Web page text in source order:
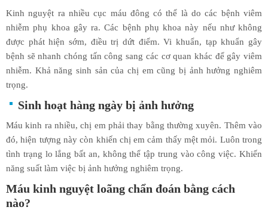
Kinh nguyệt ra nhiều cục máu đông có thể là do các bệnh viêm
nhiễm phụ khoa gây ra. Các bệnh phụ khoa này nếu như không
được phát hiện sớm, điều trị dứt điểm. Vi khuẩn, tạp khuẩn gây
bệnh sẽ nhanh chóng tấn công sang các cơ quan khác để gây viêm
nhiễm. Khả năng sinh sản của chị em cũng bị ảnh hưởng nghiêm
trọng.
Sinh hoạt hàng ngày bị ảnh hưởng
Máu kinh ra nhiều, chị em phải thay bằng thường xuyên. Thêm vào
đó, hiện tượng này còn khiến chị em cảm thấy mệt mỏi. Luôn trong
tình trạng lo lắng bất an, không thể tập trung vào công việc. Khiến
năng suất làm việc bị ảnh hưởng nghiêm trọng.
Máu kinh nguyệt loãng chẩn đoán bằng cách
nào?